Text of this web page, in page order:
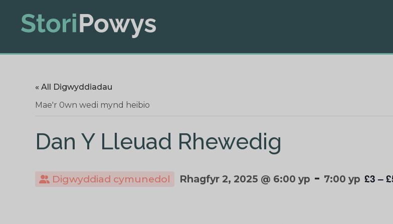
« All Digwyddiadau
Mae'r 0wn wedi mynd heibio
Dan Y Lleuad Rhewedig
Digwyddiad cymunedol Rhagfyr 2, 2025 @ 6:00 yp - 7:00 yp £3 –